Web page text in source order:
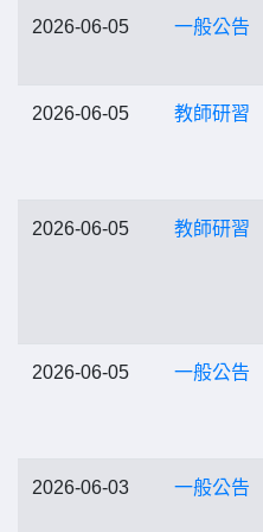
2026-06-05 一般公告
2026-06-05 教師研習
2026-06-05 教師研習
2026-06-05 一般公告
2026-06-03 一般公告